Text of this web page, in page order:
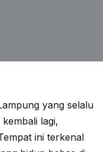
yang selalu
lagi,
ini terkenal